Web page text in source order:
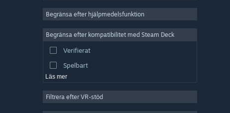
Videoproduktion
Bildredigering
Begränsa efter hjälpmedelsfunktion
Begränsa efter kompatibilitet med Steam Deck
Verifierat
Spelbart
Läs mer
Filtrera efter VR-stöd